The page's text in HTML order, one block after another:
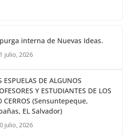
interna de Nuevas Ideas.
julio, 2026
ESPUELAS DE ALGUNOS
Y ESTUDIANTES DE LOS
CERROS (Sensuntepeque,
EL Salvador)
julio, 2026